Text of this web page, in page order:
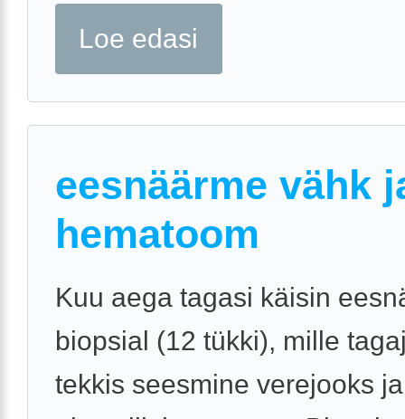
Loe edasi
eesnäärme vähk
hematoom
Kuu aega tagasi käisin
biopsial (12 tükki), mille
tekkis seesmine verejooks